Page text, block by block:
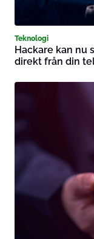
Teknologi
Hackare kan nu
direkt från din